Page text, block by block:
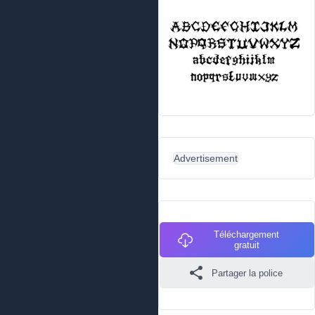
Advertisement
Téléchargement
gratuit
Partager la police